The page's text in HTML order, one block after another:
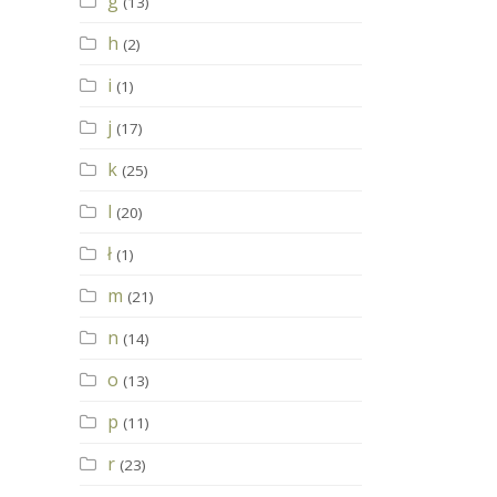
h (2)
i (1)
j (17)
k (25)
l (20)
ł (1)
m (21)
n (14)
o (13)
p (11)
r (23)